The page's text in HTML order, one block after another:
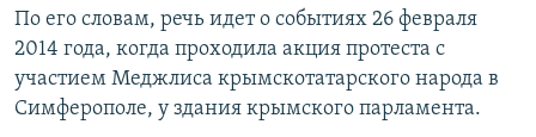
По его словам, речь идет о событиях 26 февраля
2014 года, когда проходила акция протеста с
участием Меджлиса крымскотатарского народа в
Симферополе, у здания крымского парламента.